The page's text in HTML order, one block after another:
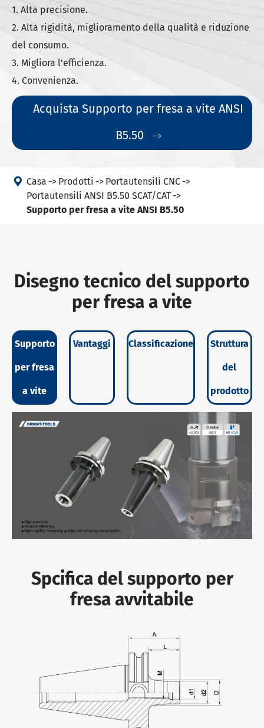
1. Alta precisione.
2. Alta rigidità, miglioramento della qualità e riduzione
del consumo.
3. Migliora l'efficienza.
4. Convenienza.
Acquista Supporto per fresa a vite ANSI
B5.50

 Casa Prodotti
Portautensili CNC
Portautensili ANSI B5.50 SCAT/CAT
Supporto per fresa a vite ANSI B5.50
Disegno tecnico del supporto
per fresa a vite
Supporto
per fresa
a vite
Vantaggi Classificazione Struttura
del
prodotto
Spcifica del supporto per
fresa avvitabile